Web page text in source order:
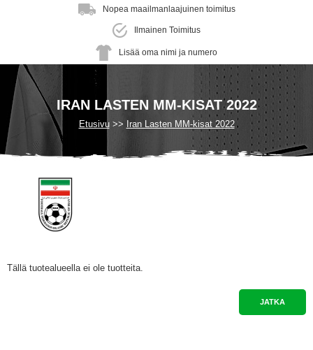
Nopea maailmanlaajuinen toimitus
Ilmainen Toimitus
Lisää oma nimi ja numero
IRAN LASTEN MM-KISAT 2022
Etusivu Iran Lasten MM-kisat 2022
Tällä tuotealueella ei ole tuotteita.
JATKA